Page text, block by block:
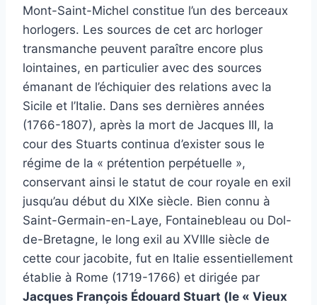
Mont-Saint-Michel constitue l’un des berceaux
horlogers. Les sources de cet arc horloger
transmanche peuvent paraître encore plus
lointaines, en particulier avec des sources
émanant de l’échiquier des relations avec la
Sicile et l’Italie. Dans ses dernières années
(1766-1807), après la mort de Jacques III, la
cour des Stuarts continua d’exister sous le
régime de la « prétention perpétuelle »,
conservant ainsi le statut de cour royale en exil
jusqu’au début du XIXe siècle. Bien connu à
Saint-Germain-en-Laye, Fontainebleau ou Dol-
de-Bretagne, le long exil au XVIIIe siècle de
cette cour jacobite, fut en Italie essentiellement
établie à Rome (1719-1766) et dirigée par
Jacques François Édouard Stuart (le « Vieux